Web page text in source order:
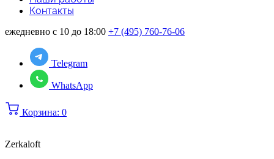
Контакты
ежедневно с 10 до 18:00 +7 (495) 760-76-06
Telegram
WhatsApp
Корзина: 0
Zerkaloft